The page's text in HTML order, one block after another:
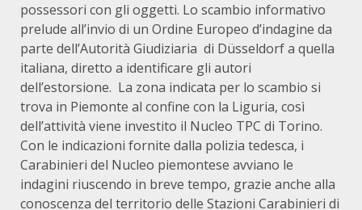
possessori con gli oggetti. Lo scambio informativo
prelude all’invio di un Ordine Europeo d’indagine da
parte dell’Autorità Giudiziaria di Düsseldorf a quella
italiana, diretto a identificare gli autori
dell’estorsione. La zona indicata per lo scambio si
trova in Piemonte al confine con la Liguria, così
dell’attività viene investito il Nucleo TPC di Torino.
Con le indicazioni fornite dalla polizia tedesca, i
Carabinieri del Nucleo piemontese avviano le
indagini riuscendo in breve tempo, grazie anche alla
conoscenza del territorio delle Stazioni Carabinieri di